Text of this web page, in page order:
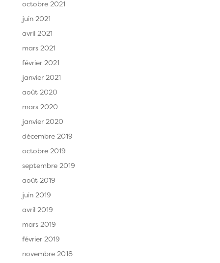
octobre 2021
juin 2021
avril 2021
mars 2021
février 2021
janvier 2021
août 2020
mars 2020
janvier 2020
décembre 2019
octobre 2019
septembre 2019
août 2019
juin 2019
avril 2019
mars 2019
février 2019
novembre 2018